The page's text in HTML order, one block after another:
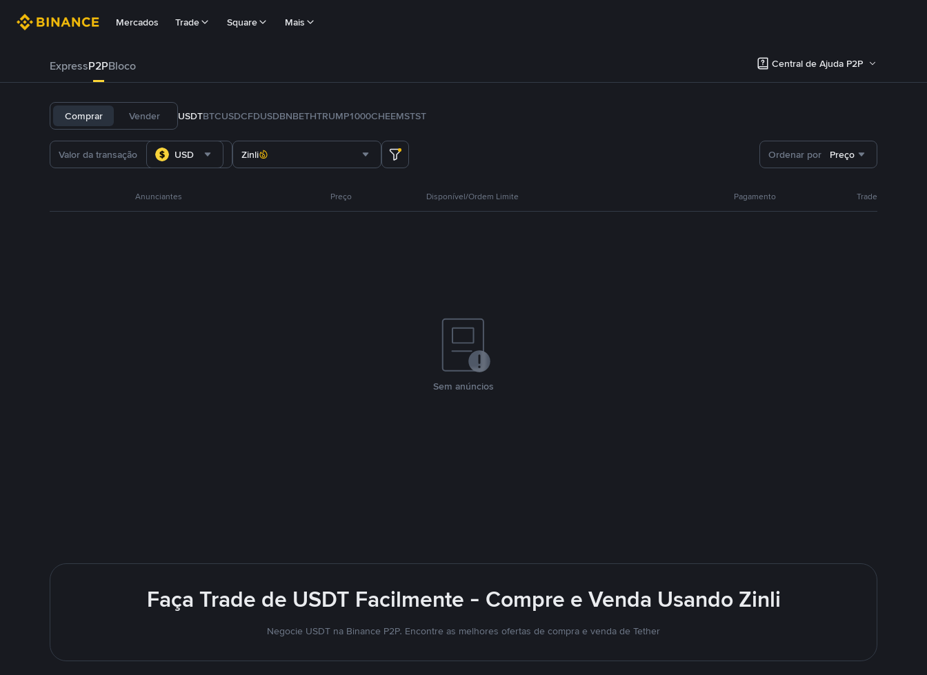
Mercados Trade Square Mais
ExpressP2PBloco Central de Ajuda P2P
Comprar Vender USDTBTCUSDCFDUSDBNBETHTRUMP1000CHEEMSTST
USD Zinli Ordenar por Preço
Anunciantes Preço Disponível/Ordem Limite Pagamento Trade
Sem anúncios
Faça Trade de USDT Facilmente - Compre e Venda Usando Zinli
Negocie USDT na Binance P2P. Encontre as melhores ofertas de compra e venda de Tether